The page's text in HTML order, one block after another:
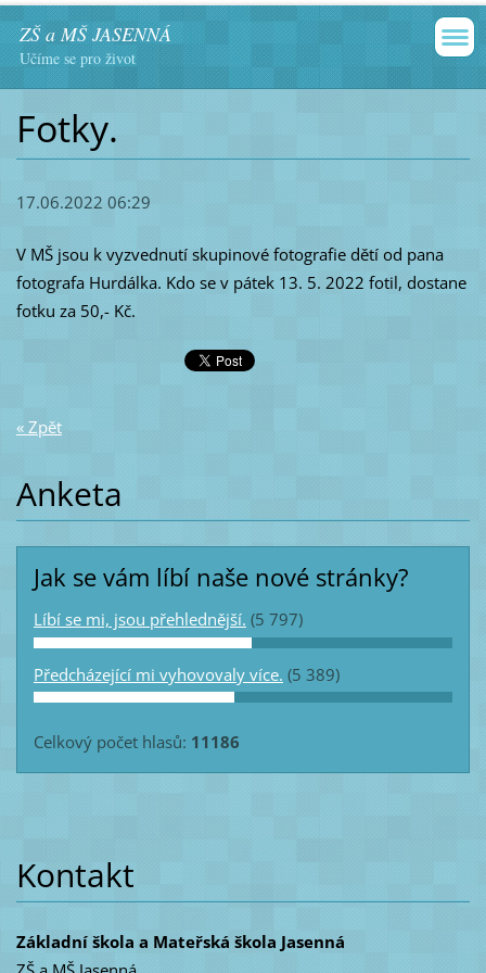
ZŠ a MŠ JASENNÁ
Učíme se pro život
Fotky.
17.06.2022 06:29
V MŠ jsou k vyzvednutí skupinové fotografie dětí od pana
fotografa Hurdálka. Kdo se v pátek 13. 5. 2022 fotil, dostane
fotku za 50,- Kč.
« Zpět
Anketa
Jak se vám líbí naše nové stránky?
Líbí se mi, jsou přehlednější. (5 797)
Předcházející mi vyhovovaly více. (5 389)
Celkový počet hlasů: 11186
Kontakt
Základní škola a Mateřská škola Jasenná